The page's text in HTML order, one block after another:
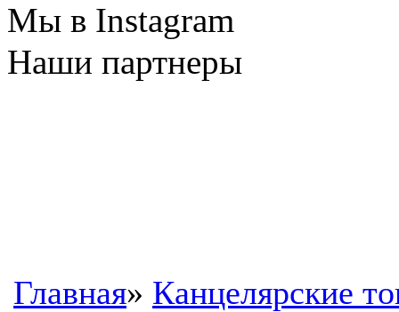
Мы в Instagram
Наши партнеры
Главная» Канцелярские